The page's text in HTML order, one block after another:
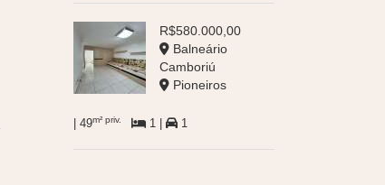
R$580.000,00
Balneário
Camboriú
Pioneiros
| 49m² priv. 1 | 1